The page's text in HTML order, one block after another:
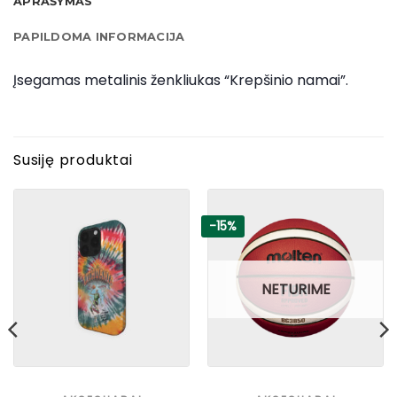
PAPILDOMA INFORMACIJA
Įsegamas metalinis ženkliukas “Krepšinio namai”.
Susiję produktai
-15%
NETURIME